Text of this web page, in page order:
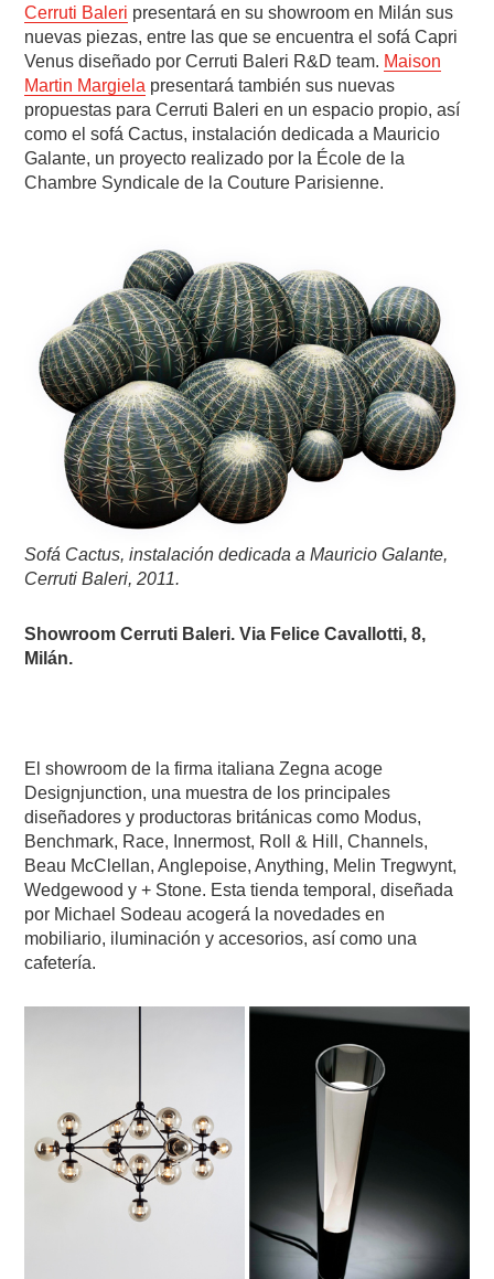
Cerruti Baleri presentará en su showroom en Milán sus
nuevas piezas, entre las que se encuentra el sofá Capri
Venus diseñado por Cerruti Baleri R&D team. Maison
Martin Margiela presentará también sus nuevas
propuestas para Cerruti Baleri en un espacio propio, así
como el sofá Cactus, instalación dedicada a Mauricio
Galante, un proyecto realizado por la École de la
Chambre Syndicale de la Couture Parisienne.
Sofá Cactus, instalación dedicada a Mauricio Galante,
Cerruti Baleri, 2011.
Showroom Cerruti Baleri. Via Felice Cavallotti, 8,
Milán.
El showroom de la firma italiana Zegna acoge
Designjunction, una muestra de los principales
diseñadores y productoras británicas como Modus,
Benchmark, Race, Innermost, Roll & Hill, Channels,
Beau McClellan, Anglepoise, Anything, Melin Tregwynt,
Wedgewood y + Stone. Esta tienda temporal, diseñada
por Michael Sodeau acogerá la novedades en
mobiliario, iluminación y accesorios, así como una
cafetería.